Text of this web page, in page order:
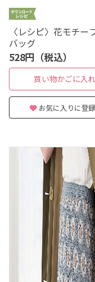
〈レシピ〉花モチー
バッグ
528円（税込）
買い物かごに入
お気に入りに登